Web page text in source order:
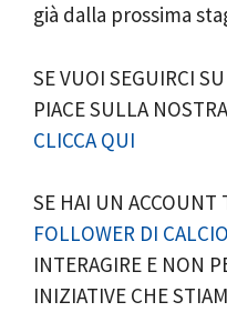
già dalla prossima
SE VUOI SEGUIRCI
PIACE SULLA
CLICCA QUI
SE HAI UN ACCOUNT
FOLLOWER DI
INTERAGIRE E NON
INIZIATIVE CHE